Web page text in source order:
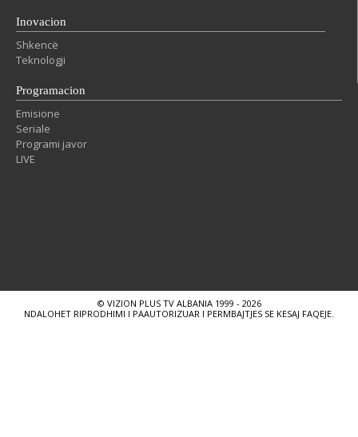
Inovacion
Shkencë
Teknologji
Programacion
Emisione
Seriale
Programi javor
LIVE
© VIZION PLUS TV ALBANIA 1999 - 2026
NDALOHET RIPRODHIMI I PAAUTORIZUAR I PERMBAJTJES SE KESAJ FAQEJE.